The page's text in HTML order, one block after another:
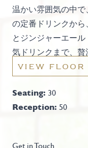
温かい雰囲気の中
の定番ドリンクか
とジンジャーエー
気ドリンクまで、贅
VIEW FLOOR
Seating: 30
Reception: 50
Get in Touch